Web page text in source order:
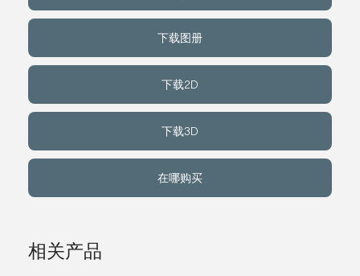
关于我们
事件
联系方式
下载图册
下载2D
下载3D
在哪购买
相关产品